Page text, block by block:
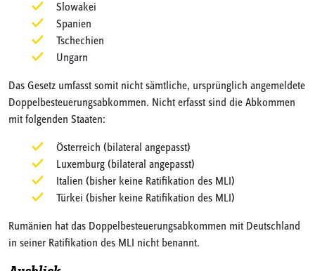
Slowakei
Spanien
Tschechien
Ungarn
Das Gesetz umfasst somit nicht sämtliche, ursprünglich angemeldete
Doppelbesteuerungsabkommen. Nicht erfasst sind die Abkommen
mit folgenden Staaten:
Österreich (bilateral angepasst)
Luxemburg (bilateral angepasst)
Italien (bisher keine Ratifikation des MLI)
Türkei (bisher keine Ratifikation des MLI)
Rumänien hat das Doppelbesteuerungsabkommen mit Deutschland
in seiner Ratifikation des MLI nicht benannt.